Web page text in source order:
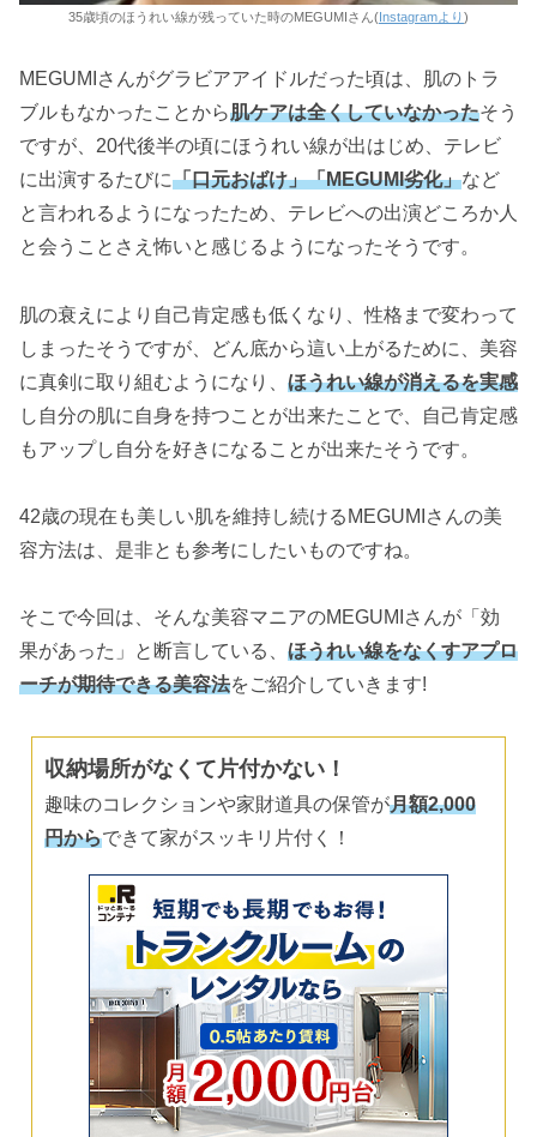
35歳頃のほうれい線が残っていた時のMEGUMIさん(Instagramより)
MEGUMIさんがグラビアアイドルだった頃は、肌のトラ
ブルもなかったことから肌ケアは全くしていなかったそう
ですが、20代後半の頃にほうれい線が出はじめ、テレビ
に出演するたびに「口元おばけ」「MEGUMI劣化」など
と言われるようになったため、テレビへの出演どころか人
と会うことさえ怖いと感じるようになったそうです。
肌の衰えにより自己肯定感も低くなり、性格まで変わって
しまったそうですが、どん底から這い上がるために、美容
に真剣に取り組むようになり、 ほうれい線が消えるを実感
し自分の肌に自身を持つことが出来たことで、自己肯定感
もアップし自分を好きになることが出来たそうです。
42歳の現在も美しい肌を維持し続けるMEGUMIさんの美
容方法は、是非とも参考にしたいものですね。
そこで今回は、そんな美容マニアのMEGUMIさんが「効
果があった」と断言している、 ほうれい線をなくすアプロ
ーチが期待できる美容法をご紹介していきます!
収納場所がなくて片付かない！
趣味のコレクションや家財道具の保管が月額2,000
円からできて家がスッキリ片付く！